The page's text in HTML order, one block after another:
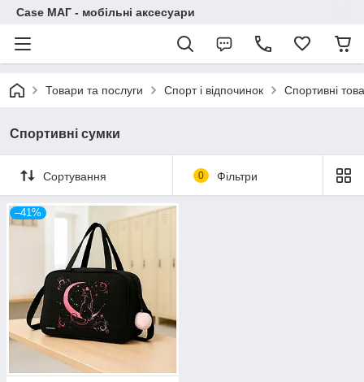
Case МАГ - мобільні аксесуари
Товари та послуги Спорт і відпочинок Спортивні
Спортивні сумки
Сортування 0 Фільтри
–41%